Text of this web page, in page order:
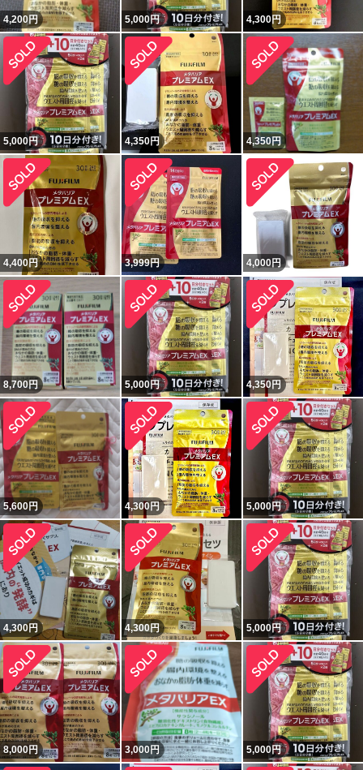
4,200円 5,000円 4,300円
5,000円 4,350円 4,350円
4,400円 3,999円 4,000円
8,700円 5,000円 4,350円
5,600円 4,300円 5,000円
4,300円 4,300円 5,000円
8,000円 3,000円 5,000円